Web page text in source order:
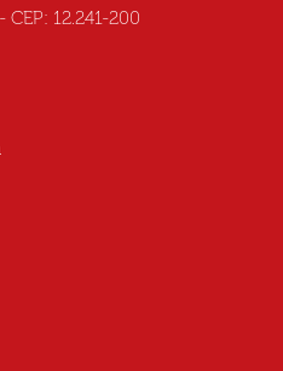
12.241-200